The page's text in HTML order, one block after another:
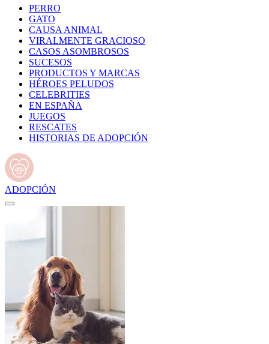
PERRO
GATO
CAUSA ANIMAL
VIRALMENTE GRACIOSO
CASOS ASOMBROSOS
SUCESOS
PRODUCTOS Y MARCAS
HÉROES PELUDOS
CELEBRITIES
EN ESPAÑA
JUEGOS
RESCATES
HISTORIAS DE ADOPCIÓN
ADOPCIÓN